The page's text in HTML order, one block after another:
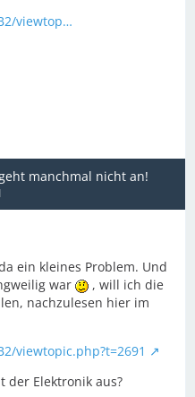
viewtop…
manchmal nicht an!
ein kleines Problem. Und
war
, will ich die
nachzulesen hier im
viewtopic.php?t=2691
der Elektronik aus?